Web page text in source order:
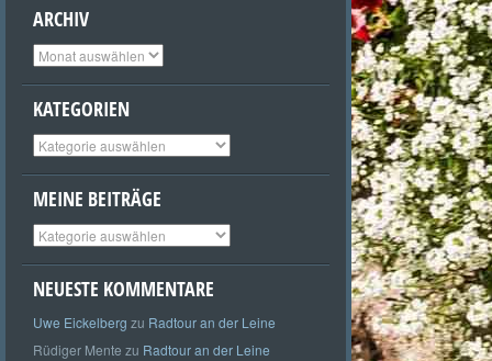
ARCHIV
Archiv
KATEGORIEN
Kategorien
MEINE BEITRÄGE
Meine
Beiträge
NEUESTE KOMMENTARE
Uwe Eickelberg zu Radtour an der Leine
Rüdiger Mente zu Radtour an der Leine